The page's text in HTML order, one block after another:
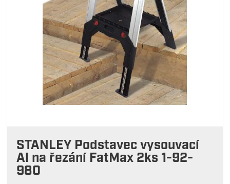
STANLEY Podstavec vysouvací
Al na řezání FatMax 2ks 1-92-
980